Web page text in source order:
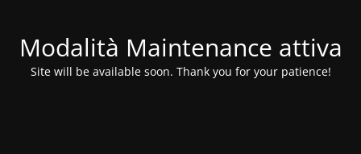
Modalità Maintenance attiva
Site will be available soon. Thank you for your patience!